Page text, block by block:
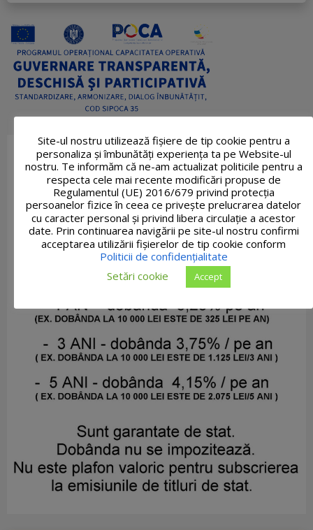
Site-ul nostru utilizează fişiere de tip cookie pentru a
personaliza și îmbunătăți experiența ta pe Website-ul
nostru. Te informăm că ne-am actualizat politicile pentru a
respecta cele mai recente modificări propuse de
Regulamentul (UE) 2016/679 privind protecția
persoanelor fizice în ceea ce privește prelucrarea datelor
cu caracter personal și privind libera circulație a acestor
date. Prin continuarea navigării pe site-ul nostru confirmi
acceptarea utilizării fişierelor de tip cookie conform
Politicii de confidențialitate
Setări cookie
Accept